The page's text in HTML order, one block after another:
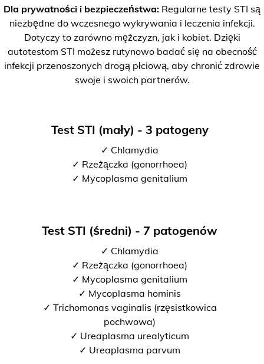
Dla prywatności i bezpieczeństwa: Regularne testy STI są
niezbędne do wczesnego wykrywania i leczenia infekcji.
Dotyczy to zarówno mężczyzn, jak i kobiet. Dzięki
autotestom STI możesz rutynowo badać się na obecność
infekcji przenoszonych drogą płciową, aby chronić zdrowie
swoje i swoich partnerów.
Test STI (mały) - 3 patogeny
✓ Chlamydia
✓ Rzeżączka (gonorrhoea)
✓ Mycoplasma genitalium
Test STI (średni) - 7 patogenów
✓ Chlamydia
✓ Rzeżączka (gonorrhoea)
✓ Mycoplasma genitalium
✓ Mycoplasma hominis
✓ Trichomonas vaginalis (rzęsistkowica
pochwowa)
✓ Ureaplasma urealyticum
✓ Ureaplasma parvum